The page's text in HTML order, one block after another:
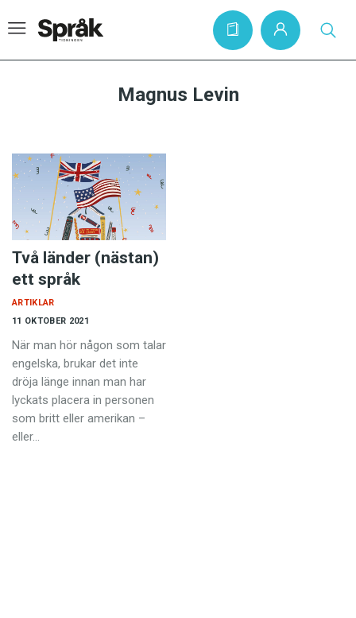
Artiklar
Krönikor
Språkfrågor
Skrivtips
Bokrecensioner
Kviss
Anmäl till språkpolisen
Föreslå nyord
Annonsera
Magnus Levin
Två länder (nästan)
ett språk
11 OKTOBER 2021
ARTIKLAR
När man hör någon som talar
engelska, brukar det inte
dröja länge innan man har
lyckats placera in personen
som britt eller amerikan –
eller…